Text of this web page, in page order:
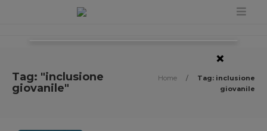
Tag: "inclusione
giovanile"
Home /
Tag: inclusione
giovanile
×